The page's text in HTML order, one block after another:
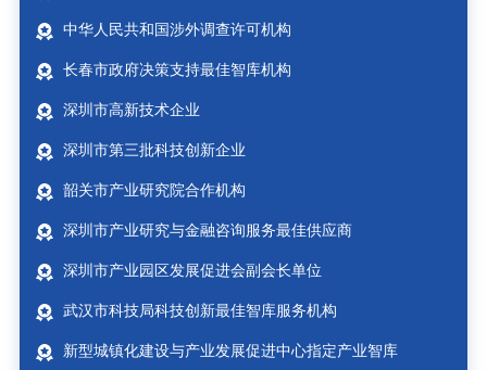
中华人民共和国涉外调查许可机构
长春市政府决策支持最佳智库机构
深圳市高新技术企业
深圳市第三批科技创新企业
韶关市产业研究院合作机构
深圳市产业研究与金融咨询服务最佳供应商
深圳市产业园区发展促进会副会长单位
武汉市科技局科技创新最佳智库服务机构
新型城镇化建设与产业发展促进中心指定产业智库